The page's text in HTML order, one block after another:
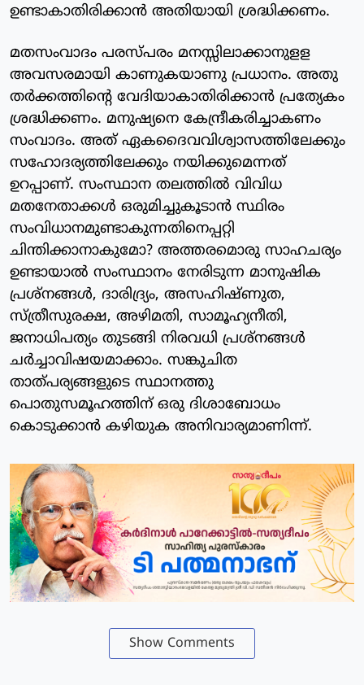
ഉണ്ടാകാതിരിക്കാന്‍ അതിയായി ശ്രദ്ധിക്കണം.
മതസംവാദം പരസ്പരം മനസ്സിലാക്കാനുളള
അവസരമായി കാണുകയാണു പ്രധാനം. അതു
തര്‍ക്കത്തിന്റെ വേദിയാകാതിരിക്കാന്‍ പ്രത്യേകം
ശ്രദ്ധിക്കണം. മനുഷ്യനെ കേന്ദ്രീകരിച്ചാകണം
സംവാദം. അത് ഏകദൈവവിശ്വാസത്തിലേക്കും
സഹോദര്യത്തിലേക്കും നയിക്കുമെന്നത്
ഉറപ്പാണ്. സംസ്ഥാന തലത്തില്‍ വിവിധ
മതനേതാക്കള്‍ ഒരുമിച്ചുകൂടാന്‍ സ്ഥിരം
സംവിധാനമുണ്ടാകുന്നതിനെപ്പറ്റി
ചിന്തിക്കാനാകുമോ? അത്തരമൊരു സാഹചര്യം
ഉണ്ടായാല്‍ സംസ്ഥാനം നേരിടുന്ന മാനുഷിക
പ്രശ്‌നങ്ങള്‍, ദാരിദ്ര്യം, അസഹിഷ്ണുത,
സ്ത്രീസുരക്ഷ, അഴിമതി, സാമൂഹ്യനീതി,
ജനാധിപത്യം തുടങ്ങി നിരവധി പ്രശ്‌നങ്ങള്‍
ചര്‍ച്ചാവിഷയമാക്കാം. സങ്കുചിത
താത്പര്യങ്ങളുടെ സ്ഥാനത്തു
പൊതുസമൂഹത്തിന് ഒരു ദിശാബോധം
കൊടുക്കാന്‍ കഴിയുക അനിവാര്യമാണിന്ന്.
Show Comments